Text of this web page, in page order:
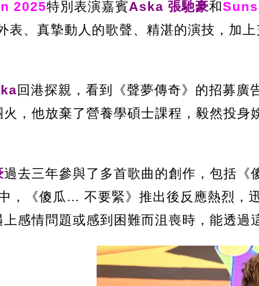
2025特別表演嘉賓Aska 張馳豪和
表、真摯動人的歌聲、精湛的演技，加
回港探親，看到《聲夢傳奇》的招募廣
，他放棄了營養學碩士課程，毅然投
過去三年參與了多首歌曲的創作，包括
，《傻瓜… 不要緊》推出後反應熱烈，
感情問題或感到困難而沮喪時，能透過